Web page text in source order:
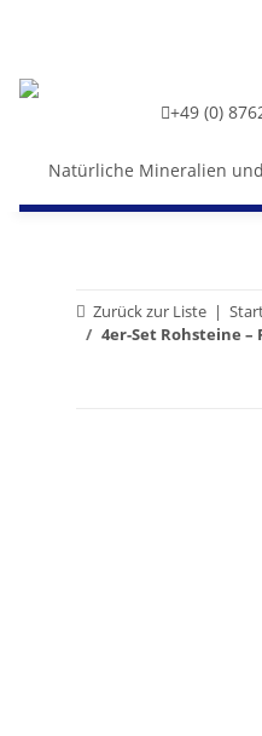
+49 (0)
Natürliche Mineralien
Zurück zur Liste
4er-Set Rohsteine